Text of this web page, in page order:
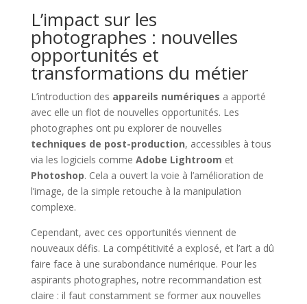
L’impact sur les
photographes : nouvelles
opportunités et
transformations du métier
L’introduction des appareils numériques a apporté
avec elle un flot de nouvelles opportunités. Les
photographes ont pu explorer de nouvelles
techniques de post-production, accessibles à tous
via les logiciels comme Adobe Lightroom et
Photoshop. Cela a ouvert la voie à l’amélioration de
l’image, de la simple retouche à la manipulation
complexe.
Cependant, avec ces opportunités viennent de
nouveaux défis. La compétitivité a explosé, et l’art a dû
faire face à une surabondance numérique. Pour les
aspirants photographes, notre recommandation est
claire : il faut constamment se former aux nouvelles